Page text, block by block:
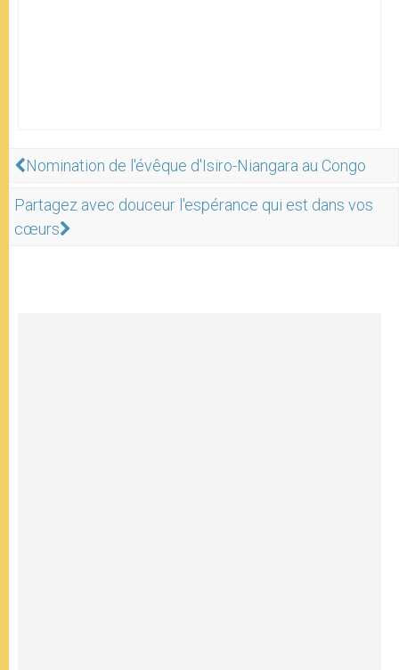
Nomination de l'évêque d'Isiro-Niangara au Congo
Partagez avec douceur l'espérance qui est dans vos
cœurs